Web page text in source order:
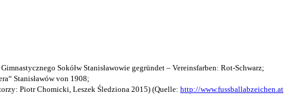
Sokółw Stanisławowie gegründet – Vereinsfarben: Rot-Schwarz;
Stanisławów von 1908;
Piotr Chomicki, Leszek Śledziona 2015) (Quelle: http://www.fussballabzeichen.at